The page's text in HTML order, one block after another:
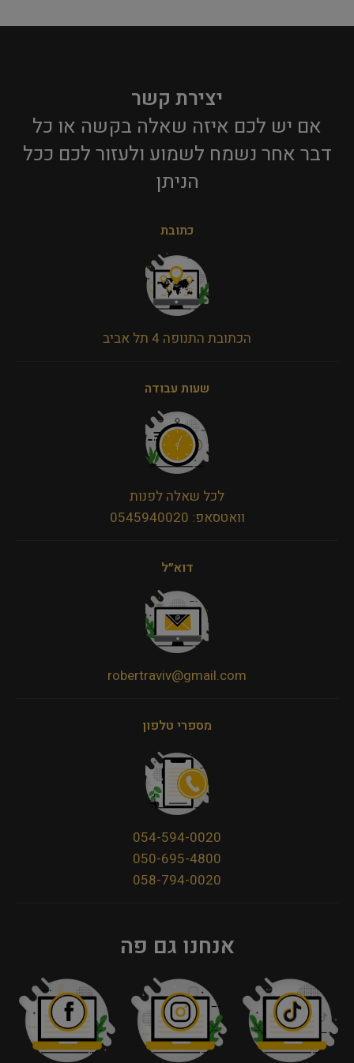
יצירת קשר
אם יש לכם איזה שאלה בקשה או כל
דבר אחר נשמח לשמוע ולעזור לכם ככל
הניתן​
כתובת
הכתובת התנופה 4 תל אביב
שעות עבודה
לכל שאלה לפנות
וואטסאפ: 0545940020
דוא״ל
robertraviv@gmail.com
מספרי טלפון
054-594-0020
050-695-4800
058-794-0020
אנחנו גם פה